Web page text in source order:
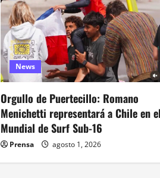
News
Orgullo de Puertecillo: Romano
Menichetti representará a Chile en
Mundial de Surf Sub-16
Prensa agosto 1, 2026